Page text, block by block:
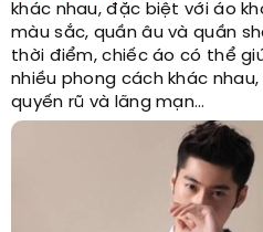
khác nhau, đặc biệt với áo
màu sắc, quần âu và quần
thời điểm, chiếc áo có thể
nhiều phong cách khác
quyến rũ và lãng mạn…